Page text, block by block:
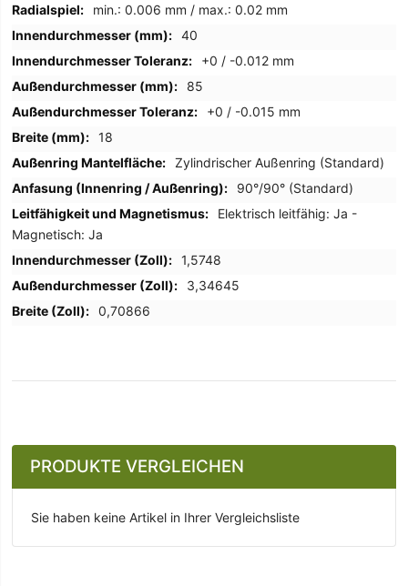
min.: 0.006 mm / max.: 0.02 mm
40
+0 / -0.012 mm
85
+0 / -0.015 mm
18
Zylindrischer Außenring (Standard)
90°/90° (Standard)
Elektrisch leitfähig: Ja -
Magnetisch: Ja
1,5748
3,34645
0,70866
PRODUKTE VERGLEICHEN
Sie haben keine Artikel in Ihrer Vergleichsliste